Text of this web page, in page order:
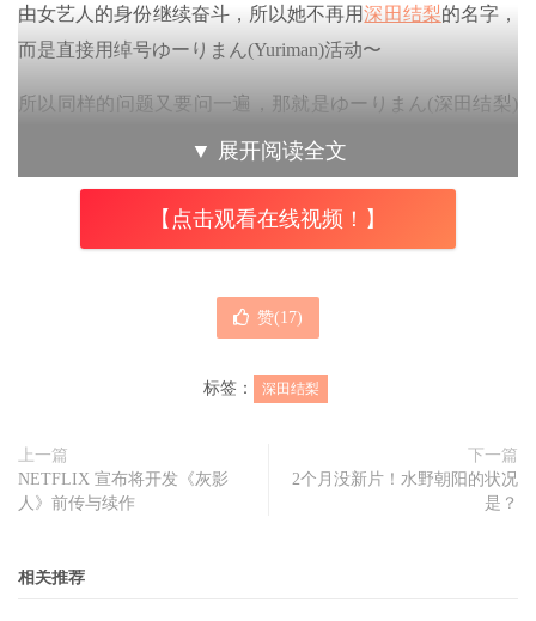
由女艺人的身份继续奋斗，所以她不再用深田结梨的名字，
而是直接用绰号ゆーりまん(Yuriman)活动〜
所以同样的问题又要问一遍，那就是ゆーりまん(深田结梨)
▼ 展开阅读全文
【点击观看在线视频！】
赞(17)
标签： 深田结梨
上一篇
NETFLIX 宣布将开发《灰影
人》前传与续作
下一篇
2个月没新片！水野朝阳的状况
是？
相关推荐